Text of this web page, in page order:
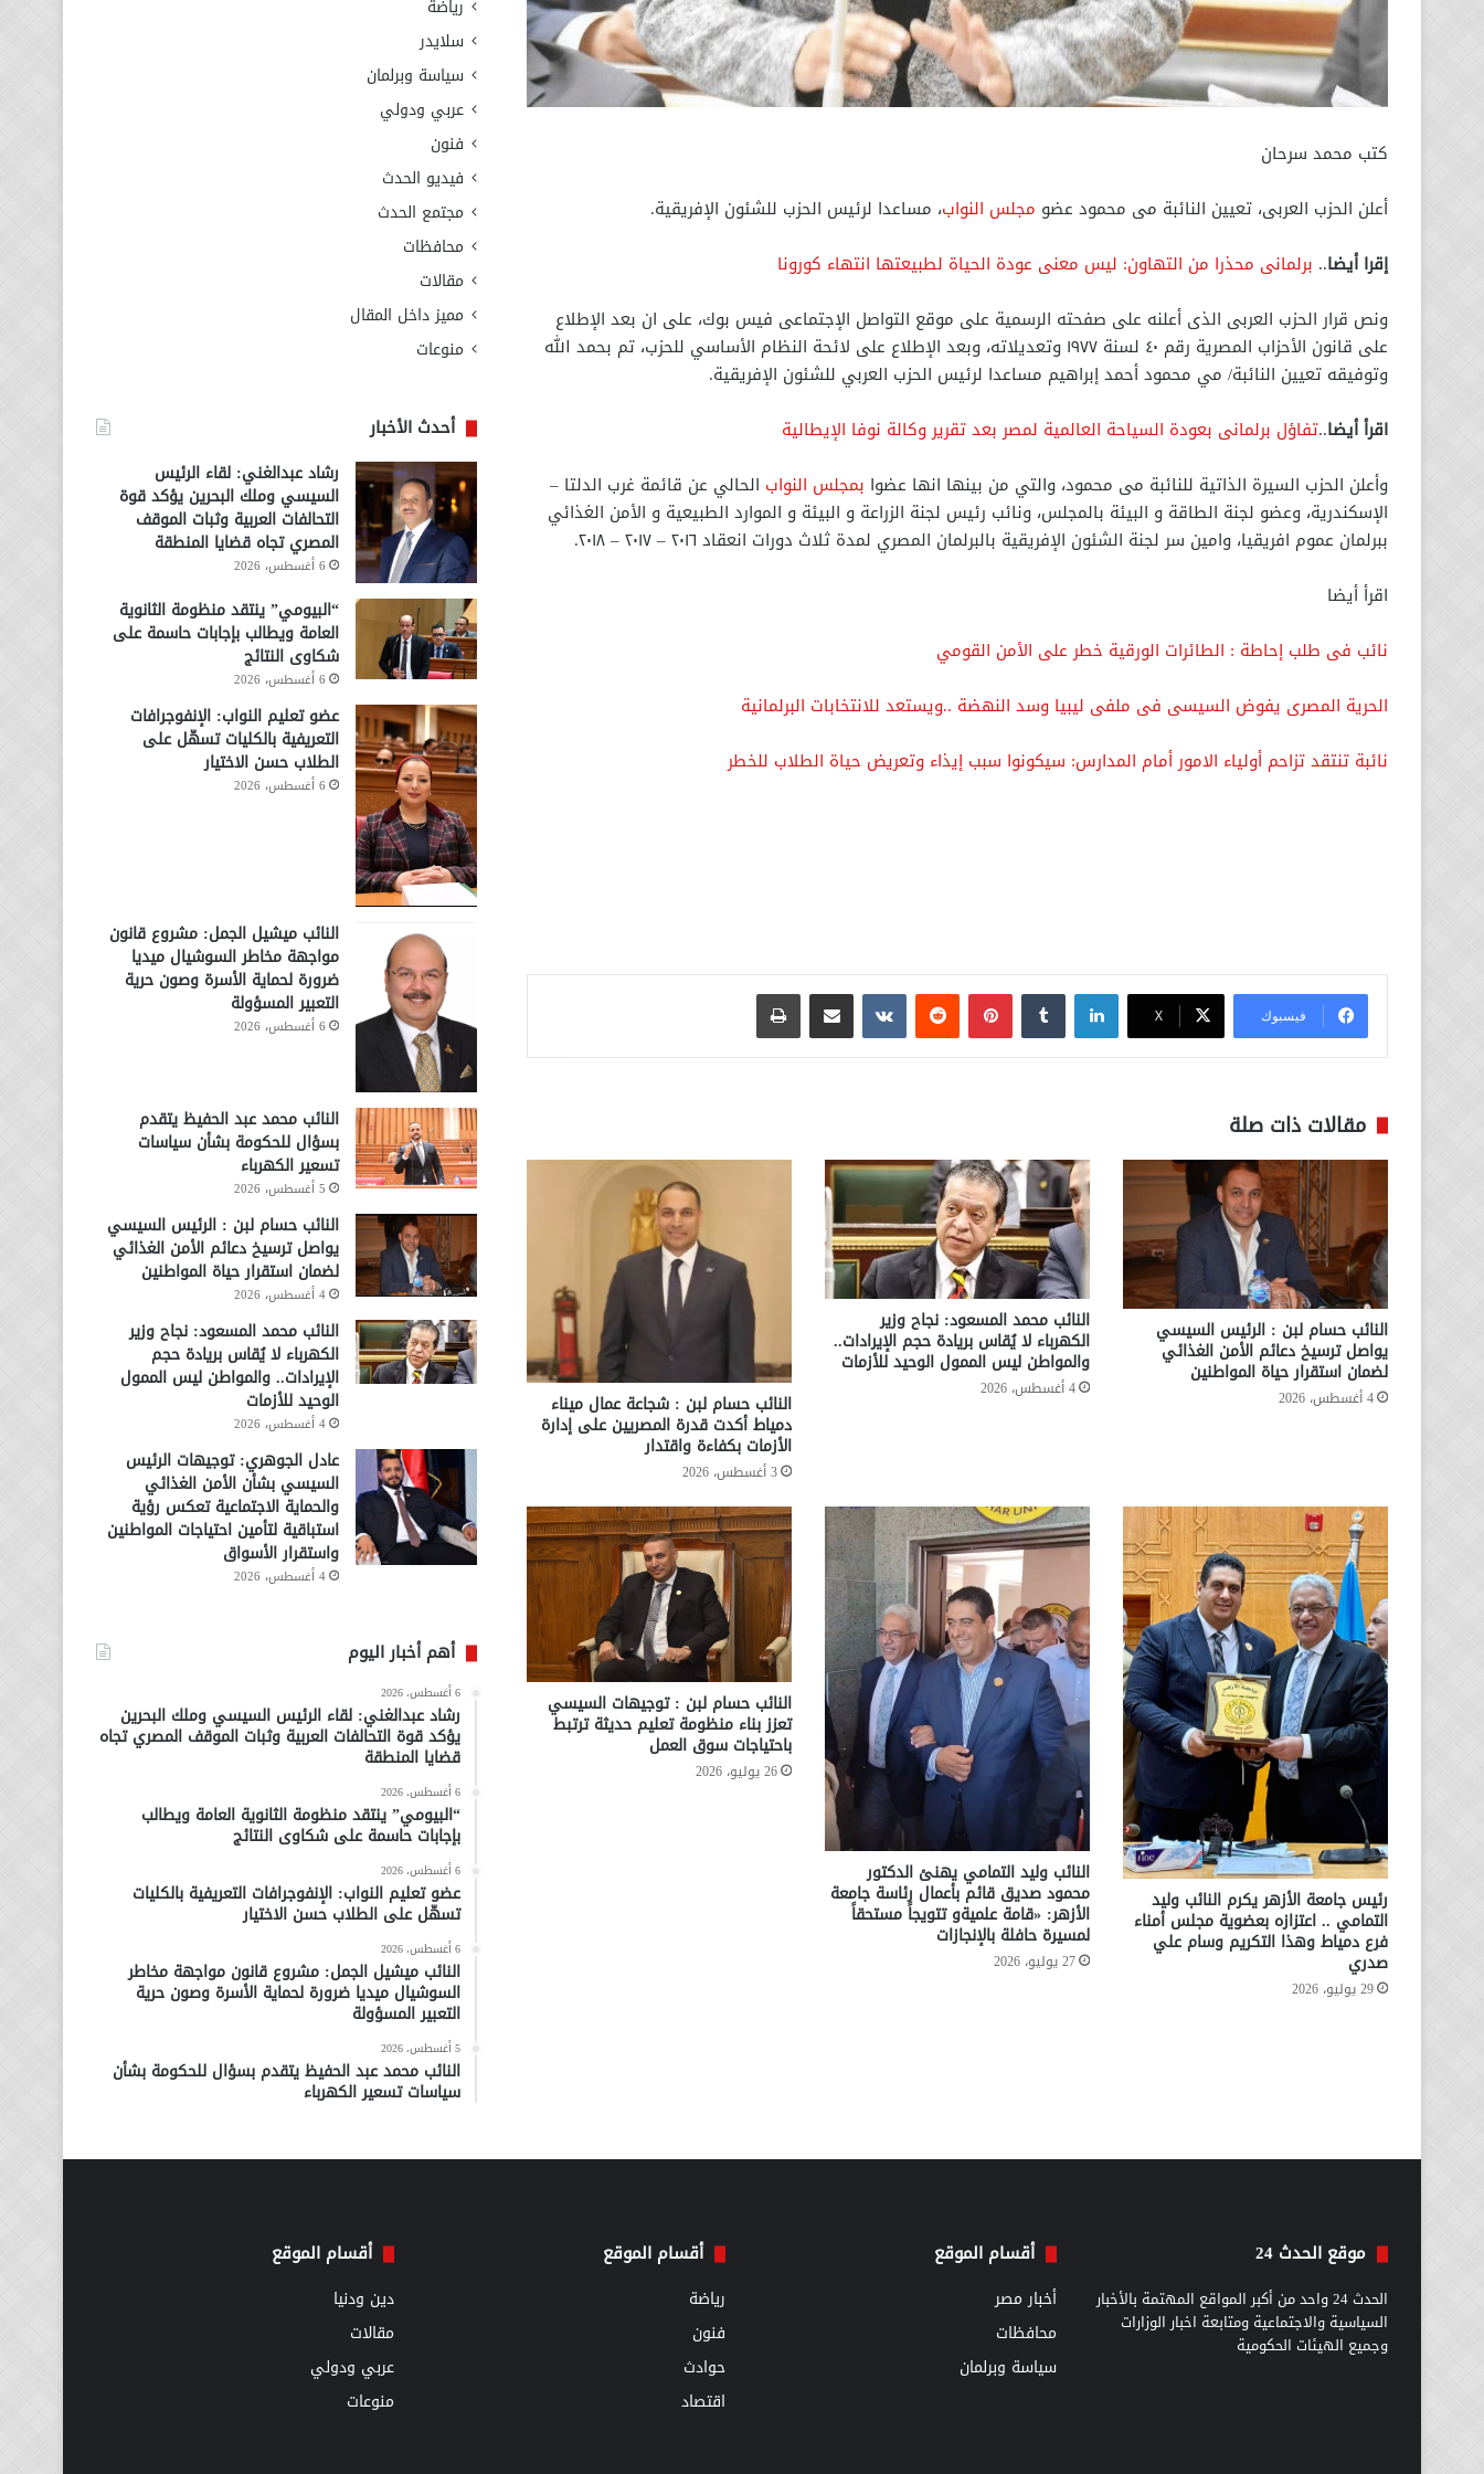
كتب محمد سرحان
أعلن الحزب العربى، تعيين النائبة مى محمود عضو مجلس النواب، مساعدا لرئيس الحزب للشئون الإفريقية.
إقرا أيضا.. برلمانى محذرا من التهاون: ليس معنى عودة الحياة لطبيعتها انتهاء كورونا
ونص قرار الحزب العربى الذى أعلنه على صفحته الرسمية على موقع التواصل الإجتماعى فيس بوك، على ان بعد الإطلاع
على قانون الأحزاب المصرية رقم ٤٠ لسنة ١٩٧٧ وتعديلاته، وبعد الإطلاع على لائحة النظام الأساسي للحزب، تم بحمد الله
وتوفيقه تعيين النائبة/ مي محمود أحمد إبراهيم مساعدا لرئيس الحزب العربي للشئون الإفريقية.
اقرأ أيضا..تفاؤل برلمانى بعودة السياحة العالمية لمصر بعد تقرير وكالة نوفا الإيطالية
وأعلن الحزب السيرة الذاتية للنائبة مى محمود، والتي من بينها انها عضوا بمجلس النواب الحالي عن قائمة غرب الدلتا –
الإسكندرية، وعضو لجنة الطاقة و البيئة بالمجلس، ونائب رئيس لجنة الزراعة و البيئة و الموارد الطبيعية و الأمن الغذائي
ببرلمان عموم افريقيا، وامين سر لجنة الشئون الإفريقية بالبرلمان المصري لمدة ثلاث دورات انعقاد ٢٠١٦ – ٢٠١٧ – ٢٠١٨.
اقرأ أيضا
نائب فى طلب إحاطة : الطائرات الورقية خطر على الأمن القومي
الحرية المصرى يفوض السيسى فى ملفى ليبيا وسد النهضة ..ويستعد للانتخابات البرلمانية
نائبة تنتقد تزاحم أولياء الامور أمام المدارس: سيكونوا سبب إيذاء وتعريض حياة الطلاب للخطر
فيسبوك ‫X
لينكدإن بينتيريست مشاركة عبر البريد طباعة
مقالات ذات صلة
النائب حسام لبن : الرئيس السيسي
يواصل ترسيخ دعائم الأمن الغذائي
لضمان استقرار حياة المواطنين
4 أغسطس، 2026
النائب محمد المسعود: نجاح وزير
الكهرباء لا يُقاس بريادة حجم الإيرادات..
والمواطن ليس الممول الوحيد للأزمات
4 أغسطس، 2026
النائب حسام لبن : شجاعة عمال ميناء
دمياط أكدت قدرة المصريين على إدارة
الأزمات بكفاءة واقتدار
3 أغسطس، 2026
رئيس جامعة الأزهر يكرم النائب وليد
التمامي .. اعتزازه بعضوية مجلس أمناء
فرع دمياط وهذا التكريم وسام علي
صدري
29 يوليو، 2026
النائب وليد التمامي يهنئ الدكتور
محمود صديق قائم بأعمال رئاسة جامعة
الأزهر: «قامة علميةو تتويجاً مستحقاً
لمسيرة حافلة بالإنجازات
27 يوليو، 2026
النائب حسام لبن : توجيهات السيسي
تعزز بناء منظومة تعليم حديثة ترتبط
باحتياجات سوق العمل
26 يوليو، 2026
رياضة
سلايدر
سياسة وبرلمان
عربي ودولي
فنون
فيديو الحدث
مجتمع الحدث
محافظات
مقالات
مميز داخل المقال
منوعات
أحدث الأخبار
رشاد عبدالغني: لقاء الرئيس
السيسي وملك البحرين يؤكد قوة
التحالفات العربية وثبات الموقف
المصري تجاه قضايا المنطقة
6 أغسطس، 2026
“البيومي” ينتقد منظومة الثانوية
العامة ويطالب بإجابات حاسمة على
شكاوى النتائج
6 أغسطس، 2026
عضو تعليم النواب: الإنفوجرافات
التعريفية بالكليات تسهّل على
الطلاب حسن الاختيار
6 أغسطس، 2026
النائب ميشيل الجمل: مشروع قانون
مواجهة مخاطر السوشيال ميديا
ضرورة لحماية الأسرة وصون حرية
التعبير المسؤولة
6 أغسطس، 2026
النائب محمد عبد الحفيظ يتقدم
بسؤال للحكومة بشأن سياسات
تسعير الكهرباء
5 أغسطس، 2026
النائب حسام لبن : الرئيس السيسي
يواصل ترسيخ دعائم الأمن الغذائي
لضمان استقرار حياة المواطنين
4 أغسطس، 2026
النائب محمد المسعود: نجاح وزير
الكهرباء لا يُقاس بريادة حجم
الإيرادات.. والمواطن ليس الممول
الوحيد للأزمات
4 أغسطس، 2026
عادل الجوهري: توجيهات الرئيس
السيسي بشأن الأمن الغذائي
والحماية الاجتماعية تعكس رؤية
استباقية لتأمين احتياجات المواطنين
واستقرار الأسواق
4 أغسطس، 2026
أهم أخبار اليوم
6 أغسطس، 2026
رشاد عبدالغني: لقاء الرئيس السيسي وملك البحرين
يؤكد قوة التحالفات العربية وثبات الموقف المصري تجاه
قضايا المنطقة
6 أغسطس، 2026
“البيومي” ينتقد منظومة الثانوية العامة ويطالب
بإجابات حاسمة على شكاوى النتائج
6 أغسطس، 2026
عضو تعليم النواب: الإنفوجرافات التعريفية بالكليات
تسهّل على الطلاب حسن الاختيار
6 أغسطس، 2026
النائب ميشيل الجمل: مشروع قانون مواجهة مخاطر
السوشيال ميديا ضرورة لحماية الأسرة وصون حرية
التعبير المسؤولة
5 أغسطس، 2026
النائب محمد عبد الحفيظ يتقدم بسؤال للحكومة بشأن
سياسات تسعير الكهرباء
موقع الحدث 24
الحدث 24 واحد من أكبر المواقع المهتمة بالأخبار
السياسية والاجتماعية ومتابعة اخبار الوزارات
وجميع الهيئات الحكومية
أقسام الموقع
أخبار مصر
محافظات
سياسة وبرلمان
أقسام الموقع
رياضة
فنون
حوادث
اقتصاد
أقسام الموقع
دين ودنيا
مقالات
عربي ودولي
منوعات